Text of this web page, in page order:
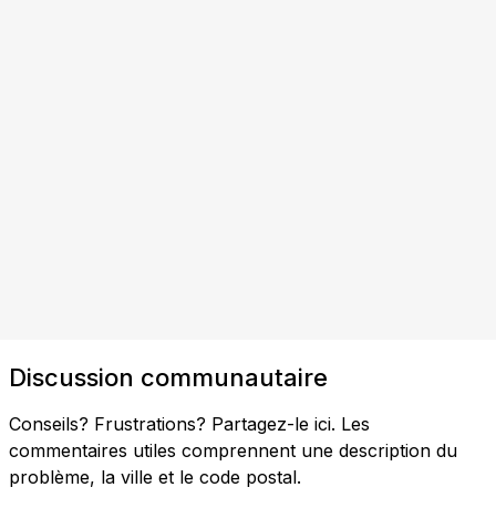
Discussion communautaire
Conseils? Frustrations? Partagez-le ici. Les
commentaires utiles comprennent une description du
problème, la ville et le code postal.